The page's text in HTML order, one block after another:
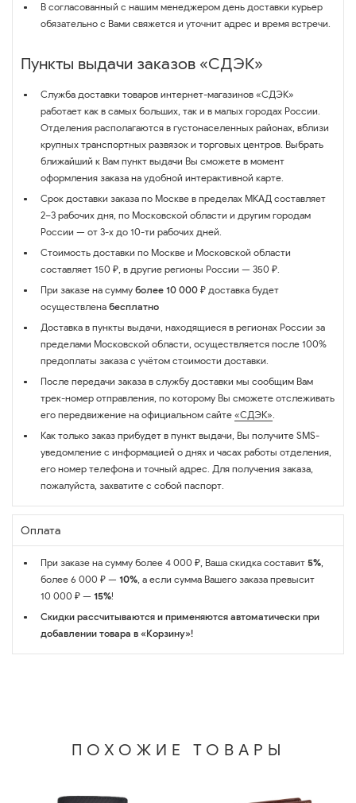
В согласованный с нашим менеджером день доставки курьер
обязательно с Вами свяжется и уточнит адрес и время встречи.
Пункты выдачи заказов «СДЭК»
Служба доставки товаров интернет-магазинов «СДЭК»
работает как в самых больших, так и в малых городах России.
Отделения располагаются в густонаселенных районах, вблизи
крупных транспортных развязок и торговых центров. Выбрать
ближайший к Вам пункт выдачи Вы сможете в момент
оформления заказа на удобной интерактивной карте.
Срок доставки заказа по Москве в пределах МКАД составляет
2–3 рабочих дня, по Московской области и другим городам
России — от 3-х до 10-ти рабочих дней.
Стоимость доставки по Москве и Московской области
составляет 150 ₽, в другие регионы России — 350 ₽.
При заказе на сумму более 10 000 ₽ доставка будет
осуществлена бесплатно
Доставка в пункты выдачи, находящиеся в регионах России за
пределами Московской области, осуществляется после 100%
предоплаты заказа с учётом стоимости доставки.
После передачи заказа в службу доставки мы сообщим Вам
трек-номер отправления, по которому Вы сможете отслеживать
его передвижение на официальном сайте «СДЭК».
Как только заказ прибудет в пункт выдачи, Вы получите SMS-
уведомление с информацией о днях и часах работы отделения,
его номер телефона и точный адрес. Для получения заказа,
пожалуйста, захватите с собой паспорт.
Оплата
При заказе на сумму более 4 000 ₽, Ваша скидка составит 5%,
более 6 000 ₽ — 10%, а если сумма Вашего заказа превысит
10 000 ₽ — 15%!
Скидки рассчитываются и применяются автоматически при
добавлении товара в «Корзину»!
ПОХОЖИЕ ТОВАРЫ